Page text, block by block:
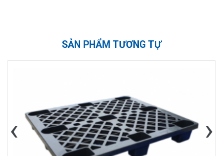
SẢN PHẨM TƯƠNG TỰ
‹ ›